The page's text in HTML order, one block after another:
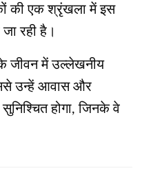
की एक श्रृंखला में इस
जा रही है।
जीवन में उल्लेखनीय
उन्हें आवास और
सुनिश्चित होगा, जिनके वे